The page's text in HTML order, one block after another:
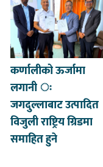
कर्णालीको ऊर्जामा
लगानी ः
जगदुल्लाबाट उत्पादित
विजुली राष्ट्रिय ग्रिडमा
समाहित हुने